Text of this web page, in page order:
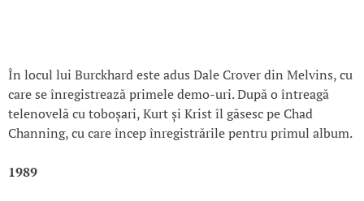
În locul lui Burckhard este adus Dale Crover din Melvins, cu
care se înregistrează primele demo-uri. După o întreagă
telenovelă cu toboșari, Kurt și Krist îl găsesc pe Chad
Channing, cu care încep înregistrările pentru primul album.
1989